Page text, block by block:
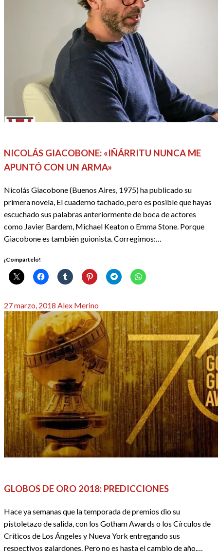
NICOLÁS GIACOBONE: «IÑÁRRITU NUNCA ME
APUNTÓ CON UN ARMA»
Nicolás Giacobone (Buenos Aires, 1975) ha publicado su
primera novela, El cuaderno tachado, pero es posible que hayas
escuchado sus palabras anteriormente de boca de actores
como Javier Bardem, Michael Keaton o Emma Stone. Porque
Giacobone es también guionista. Corregimos:…
¡Compártelo!
Publicado
el
27 marzo, 2018 Alex Merino
GLOBOS DE ORO 2018: PREDICCIONES
Hace ya semanas que la temporada de premios dio su
pistoletazo de salida, con los Gotham Awards o los Círculos de
Críticos de Los Ángeles y Nueva York entregando sus
respectivos galardones. Pero no es hasta el cambio de año,…